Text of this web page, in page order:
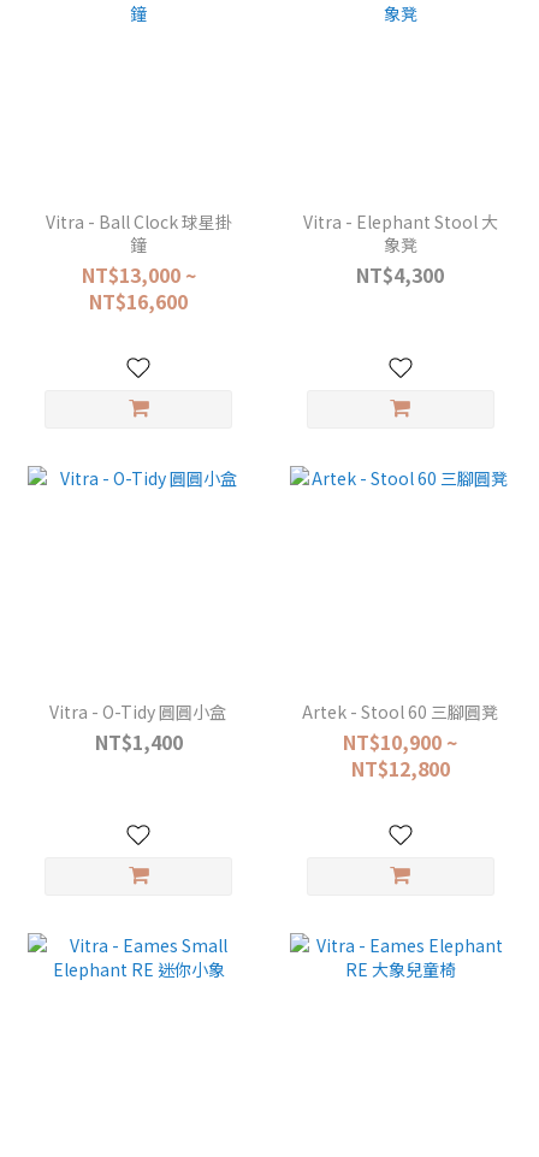
Vitra - Ball Clock 球星掛
鐘
NT$13,000 ~
NT$16,600
Vitra - Elephant Stool 大
象凳
NT$4,300
Vitra - O-Tidy 圓圓小盒
NT$1,400
Artek - Stool 60 三腳圓凳
NT$10,900 ~
NT$12,800